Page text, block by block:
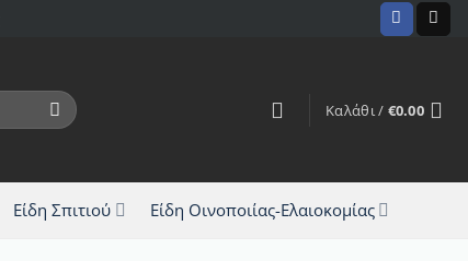
Καλάθι / €0.00
Είδη Σπιτιού Είδη Οινοποιίας-Ελαιοκομίας